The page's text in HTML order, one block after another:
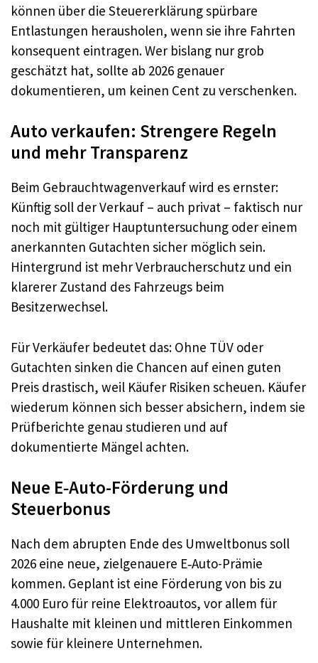
können über die Steuererklärung spürbare
Entlastungen herausholen, wenn sie ihre Fahrten
konsequent eintragen. Wer bislang nur grob
geschätzt hat, sollte ab 2026 genauer
dokumentieren, um keinen Cent zu verschenken.​
Auto verkaufen: Strengere Regeln
und mehr Transparenz
Beim Gebrauchtwagenverkauf wird es ernster:
Künftig soll der Verkauf – auch privat – faktisch nur
noch mit gültiger Hauptuntersuchung oder einem
anerkannten Gutachten sicher möglich sein.
Hintergrund ist mehr Verbraucherschutz und ein
klarerer Zustand des Fahrzeugs beim
Besitzerwechsel.​
Für Verkäufer bedeutet das: Ohne TÜV oder
Gutachten sinken die Chancen auf einen guten
Preis drastisch, weil Käufer Risiken scheuen. Käufer
wiederum können sich besser absichern, indem sie
Prüfberichte genau studieren und auf
dokumentierte Mängel achten.​
Neue E‑Auto-Förderung und
Steuerbonus
Nach dem abrupten Ende des Umweltbonus soll
2026 eine neue, zielgenauere E‑Auto-Prämie
kommen. Geplant ist eine Förderung von bis zu
4.000 Euro für reine Elektroautos, vor allem für
Haushalte mit kleinen und mittleren Einkommen
sowie für kleinere Unternehmen.​